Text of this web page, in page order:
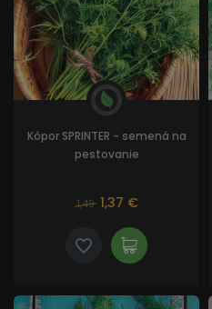
Kôpor SPRINTER - semená na
pestovanie
1,49 1,37 €